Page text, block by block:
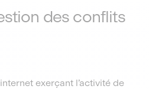
des conflits
exerçant l’activité de